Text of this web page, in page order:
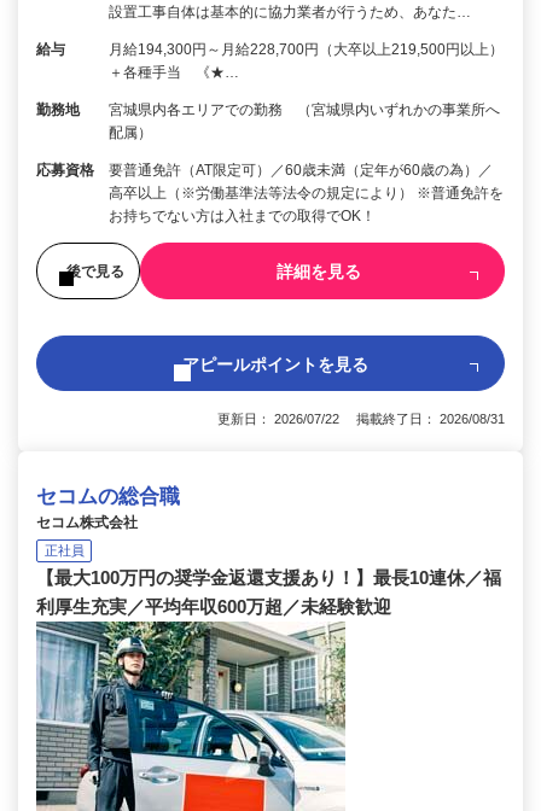
設置工事自体は基本的に協力業者が行うため、あなた…
給与
月給194,300円～月給228,700円（大卒以上219,500円以上）
＋各種手当 《★…
勤務地
宮城県内各エリアでの勤務 （宮城県内いずれかの事業所へ
配属）
応募資格
要普通免許（AT限定可）／60歳未満（定年が60歳の為）／
高卒以上（※労働基準法等法令の規定により） ※普通免許を
お持ちでない方は入社までの取得でOK！
後で見る 詳細を見る
アピールポイントを見る
更新日： 2026/07/22 掲載終了日： 2026/08/31
セコムの総合職
セコム株式会社
正社員
【最大100万円の奨学金返還支援あり！】最長10連休／福
利厚生充実／平均年収600万超／未経験歓迎